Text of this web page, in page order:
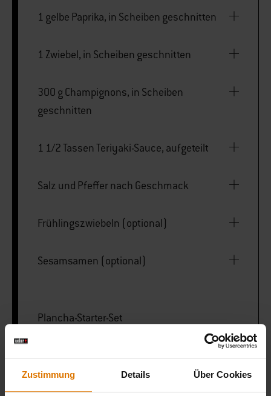
Zustimmung Details Über Cookies
1 gelbe Paprika, in Scheiben geschnitten
1 Zwiebel, in Scheiben geschnitten
300 g Champignons, in Scheiben
geschnitten
1 1/2 Tassen Teriyaki-Sauce, aufgeteilt
Salz und Pfeffer nach Geschmack
Frühlingszwiebeln (optional)
Sesamsamen (optional)
Plancha-Starter-Set
Schmelzkuppel